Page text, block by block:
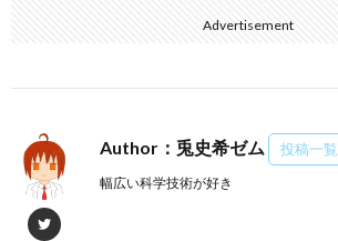
Advertisement
Author：兎史希ゼム 投稿一覧
幅広い科学技術が好き